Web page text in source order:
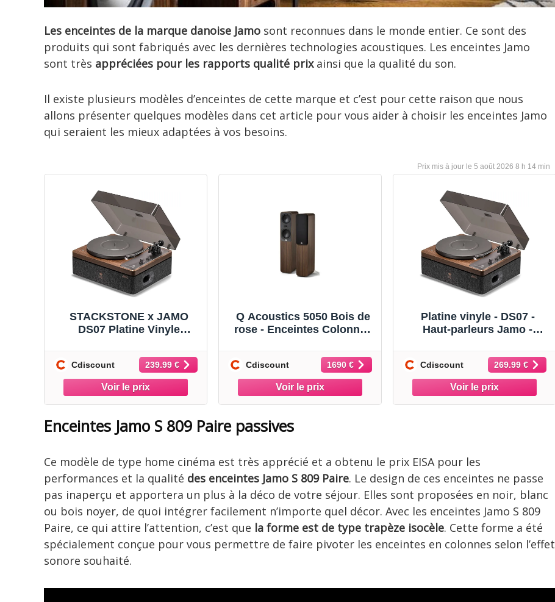
Les enceintes de la marque danoise Jamo sont reconnues dans le monde entier. Ce sont des
produits qui sont fabriqués avec les dernières technologies acoustiques. Les enceintes Jamo
sont très appréciées pour les rapports qualité prixainsi que la qualité du son.
Il existe plusieurs modèles d’enceintes de cette marque et c’est pour cette raison que nous
allons présenter quelques modèles dans cet article pour vous aider à choisir les enceintes Jamo
qui seraient les mieux adaptées à vos besoins.
5 août 2026 8 h 14 min
STACKSTONE x JAMO
DS07 Platine Vinyle
Parleurs Intégrés Cellule
AT3600L Son
Cdiscount 239.99 €
Q Acoustics 5050 Bois de
rose - Enceintes Colonnes
Cdiscount 1690 €
Platine vinyle - DS07 -
Haut-parleurs Jamo -
Bluetooth 33
Cdiscount 269.99 €
Enceintes Jamo S 809 Paire passives
Ce modèle de type home cinéma est très apprécié et a obtenu le prix EISA pour les
performances et la qualité des enceintes Jamo S 809 Paire. Le design de ces enceintes ne passe
pas inaperçu et apportera un plus à la déco de votre séjour. Elles sont proposées en noir, blanc
ou bois noyer, de quoi intégrer facilement n’importe quel décor. Avec les enceintes Jamo S 809
Paire, ce qui attire l’attention, c’est que la forme est de type trapèze isocèle. Cette forme a été
spécialement conçue pour vous permettre de faire pivoter les enceintes en colonnes selon l’effet
sonore souhaité.